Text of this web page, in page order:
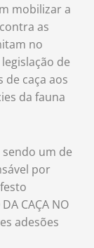
mobilizar a
as
no
de
caça aos
da fauna
um de
por
DA CAÇA NO
adesões